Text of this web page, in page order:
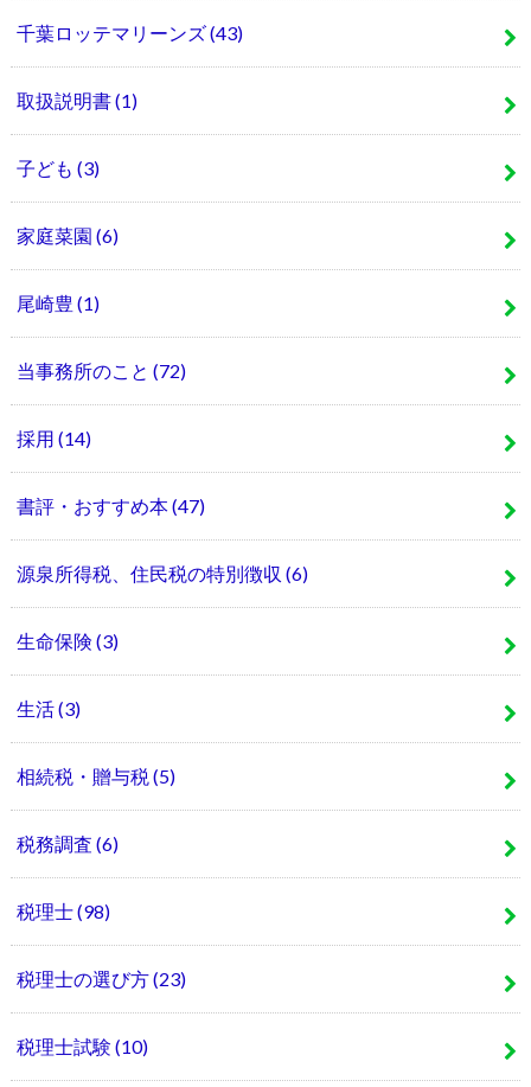
千葉ロッテマリーンズ(43)
取扱説明書(1)
子ども (3)
家庭菜園 (6)
尾崎豊 (1)
当事務所のこと (72)
採用 (14)
書評・おすすめ本(47)
源泉所得税、住民税の特別徴収 (6)
生命保険 (3)
生活(3)
相続税・贈与税(5)
税務調査 (6)
税理士(98)
税理士の選び方(23)
税理士試験 (10)